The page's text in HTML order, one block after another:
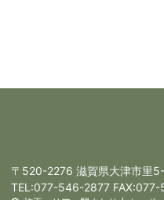
〒520-2276 滋賀県大津市里
TEL:077-546-2877